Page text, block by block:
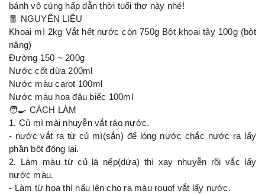
bánh vô cùng hấp dẫn thời tuổi thơ này nhé!
🧧 NGUYÊN LIỆU
Khoai mì 2kg Vắt hết nước còn 750g Bột khoai tây 100g (bột
năng)
Đường 150 ~ 200g
Nước cốt dừa 200ml
Nước màu carot 100ml
Nước màu hoa đậu biếc 100ml
🧑‍🍳 CÁCH LÀM
1. Củ mì mài nhuyễn vắt ráo nước.
- nước vắt ra từ củ mì(sắn) để lóng nước chắc nước ra lấy
phần bột động lại.
2. Làm màu từ củ lá nếp(dứa) thì xay nhuyễn rồi vắc lấy
nước màu.
- Làm từ hoa thì nấu lên cho ra màu rouof vắt lấy nước.